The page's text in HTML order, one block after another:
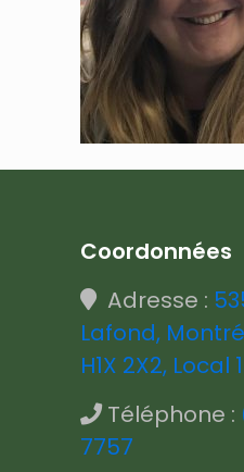
Coordonnées
Adresse :
Lafond,
H1X 2X2, Local
Téléphone :
7757